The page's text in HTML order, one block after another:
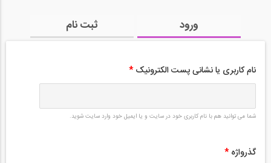
ورود ثبت نام
نام کاربری یا نشانی پست الکترونیک *
شما می توانید هم با نام کاربری خود در سایت و یا ایمیل خود وارد سایت شوید.
گذرواژه *